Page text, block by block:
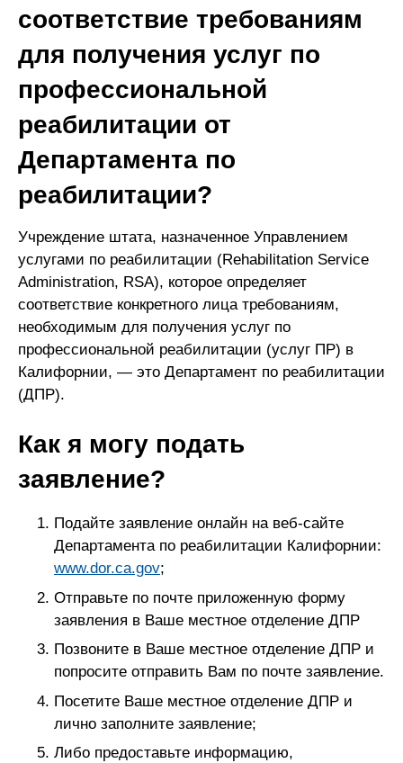
соответствие требованиям
для получения услуг по
профессиональной
реабилитации от
Департамента по
реабилитации?
Учреждение штата, назначенное Управлением
услугами по реабилитации (Rehabilitation Service
Administration, RSA), которое определяет
соответствие конкретного лица требованиям,
необходимым для получения услуг по
профессиональной реабилитации (услуг ПР) в
Калифорнии, — это Департамент по реабилитации
(ДПР).
Как я могу подать
заявление?
Подайте заявление онлайн на веб-сайте
Департамента по реабилитации Калифорнии:
www.dor.ca.gov;
Отправьте по почте приложенную форму
заявления в Ваше местное отделение ДПР
Позвоните в Ваше местное отделение ДПР и
попросите отправить Вам по почте заявление.
Посетите Ваше местное отделение ДПР и
лично заполните заявление;
Либо предоставьте информацию,